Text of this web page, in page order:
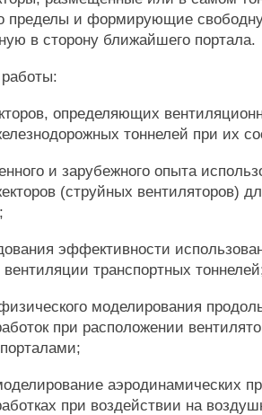
пределы и формирующие
в сторону ближайшего портала.
определяющих
тоннелей при их
и зарубежного опыта
(струйных вентиляторов)
эффективности
транспортных
моделирования
при расположении
аэродинамических
при воздействии на